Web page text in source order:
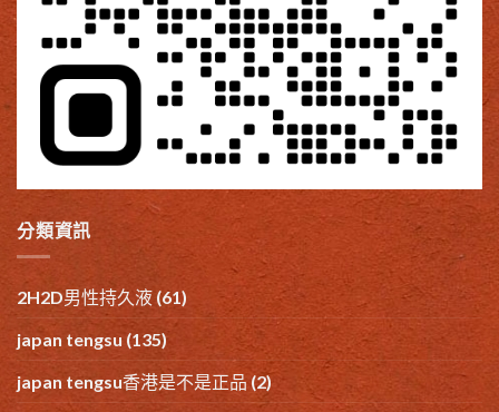
分類資訊
2H2D男性持久液 (61)
japan tengsu (135)
japan tengsu香港是不是正品 (2)